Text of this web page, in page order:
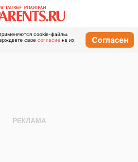
cookie-файлы.
свое согласие на их
Согласен